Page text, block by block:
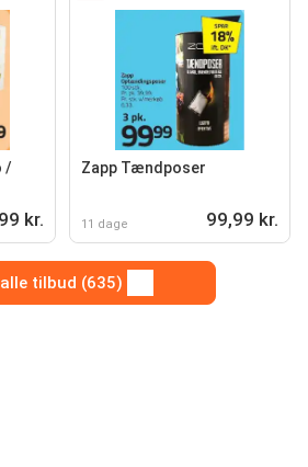
/
kr.
Zapp Tændposer
11 dage 99,99 kr.
tilbud (635)